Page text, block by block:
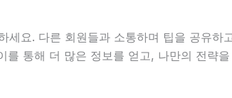
세요. 다른 회원들과 소통하며 팁을 공유하
를 통해 더 많은 정보를 얻고, 나만의 전략을